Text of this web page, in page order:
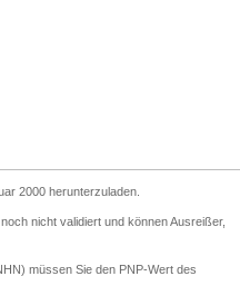
2000 herunterzuladen.
nicht validiert und können Ausreißer,
müssen Sie den PNP-Wert des